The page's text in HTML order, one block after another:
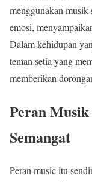
menggunakan musik
emosi,
Dalam kehidupan
teman setia yang
memberikan
Peran
Semangat
Peran music itu